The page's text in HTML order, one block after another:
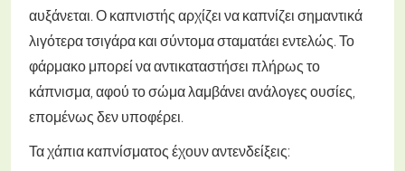
αυξάνεται. Ο καπνιστής αρχίζει να καπνίζει σημαντικά
λιγότερα τσιγάρα και σύντομα σταματάει εντελώς. Το
φάρμακο μπορεί να αντικαταστήσει πλήρως το
κάπνισμα, αφού το σώμα λαμβάνει ανάλογες ουσίες,
επομένως δεν υποφέρει.
Τα χάπια καπνίσματος έχουν αντενδείξεις: